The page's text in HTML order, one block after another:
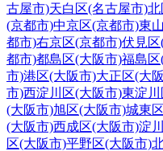
古屋市)天白区(名古屋市)北
(京都市)中京区(京都市)東
都市)右京区(京都市)伏見
都市)都島区(大阪市)福島
市)港区(大阪市)大正区(大
市)西淀川区(大阪市)東淀
(大阪市)旭区(大阪市)城東
(大阪市)西成区(大阪市)淀
区(大阪市)平野区(大阪市)